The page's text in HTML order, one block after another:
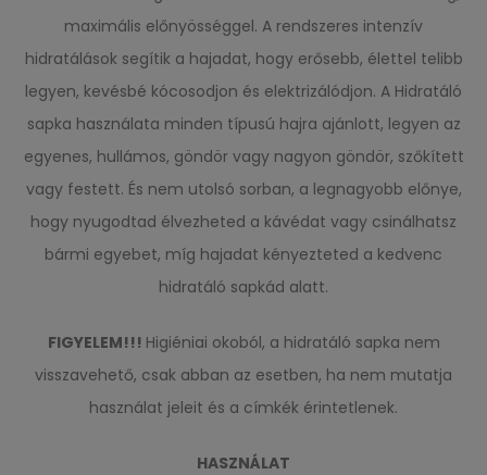
maximális előnyösséggel. A rendszeres intenzív
hidratálások segítik a hajadat, hogy erősebb, élettel telibb
legyen, kevésbé kócosodjon és elektrizálódjon. A Hidratáló
sapka használata minden típusú hajra ajánlott, legyen az
egyenes, hullámos, göndör vagy nagyon göndör, szőkített
vagy festett. És nem utolsó sorban, a legnagyobb előnye,
hogy nyugodtad élvezheted a kávédat vagy csinálhatsz
bármi egyebet, míg hajadat kényezteted a kedvenc
hidratáló sapkád alatt.
FIGYELEM!!! Higiéniai okoból, a hidratáló sapka nem
visszavehető, csak abban az esetben, ha nem mutatja
használat jeleit és a címkék érintetlenek.
HASZNÁLAT